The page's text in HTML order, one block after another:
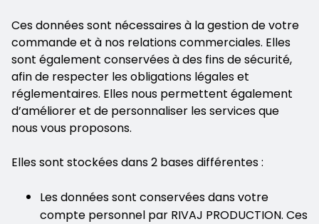
Ces données sont nécessaires à la gestion de votre
commande et à nos relations commerciales. Elles
sont également conservées à des fins de sécurité,
afin de respecter les obligations légales et
réglementaires. Elles nous permettent également
d’améliorer et de personnaliser les services que
nous vous proposons.
Elles sont stockées dans 2 bases différentes :
Les données sont conservées dans votre
compte personnel par RIVAJ PRODUCTION. Ces